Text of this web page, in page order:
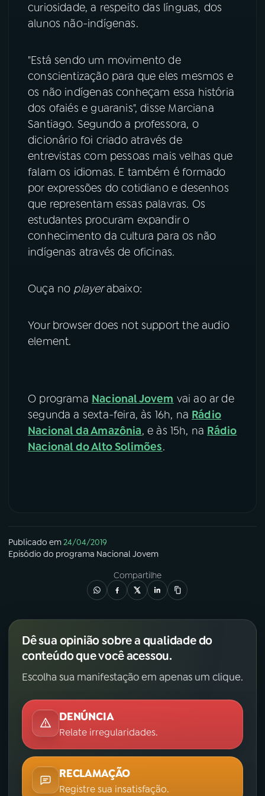
curiosidade, a respeito das línguas, dos
alunos não-indígenas.
"Está sendo um movimento de
conscientização para que eles mesmos e
os não indígenas conheçam essa história
dos ofaiés e guaranis", disse Marciana
Santiago. Segundo a professora, o
dicionário foi criado através de
entrevistas com pessoas mais velhas que
falam os idiomas. E também é formado
por expressões do cotidiano e desenhos
que representam essas palavras. Os
estudantes procuram expandir o
conhecimento da cultura para os não
indígenas através de oficinas.
Ouça no playerabaixo:
Your browser does not support the audio
element.
O programa Nacional Jovem vai ao ar de
segunda a sexta-feira, às 16h, na Rádio
Nacional da Amazônia, e às 15h, na Rádio
Nacional do Alto Solimões.
Publicado em24/04/2019
Episódio do programa Nacional Jovem
Compartilhe
Dê sua opinião sobre a qualidade do
conteúdo que você acessou.
Escolha sua manifestação em apenas um clique.
DENÚNCIA
Relate irregularidades.
RECLAMAÇÃO
Registre sua insatisfação.